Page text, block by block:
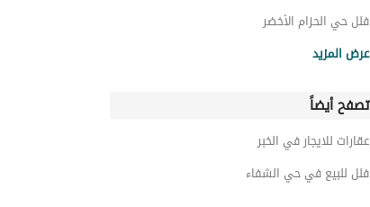
فلل حي الحزام الأخضر
فلل حي الحزام الذهبي
فلل حي الأندلس
فلل حي البحيرة
عرض المزيد
تصفح أيضاً
عقارات للايجار في الخبر
فلل للبيع في حي الشفاء